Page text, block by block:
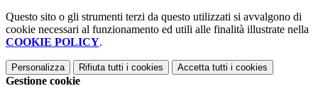
Questo sito o gli strumenti terzi da questo utilizzati si avvalgono di
cookie necessari al funzionamento ed utili alle finalità illustrate nella
COOKIE POLICY.
Personalizza Rifiuta tutti i cookies Accetta tutti i cookies
Gestione cookie